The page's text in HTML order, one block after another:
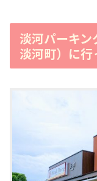
淡河パーキ
淡河町）に行